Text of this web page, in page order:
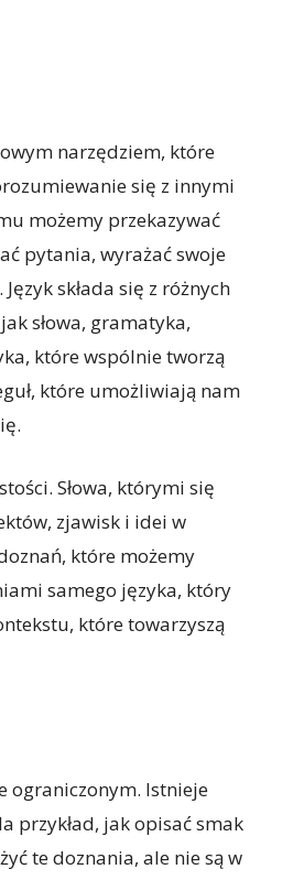
narzędziem, które
się z innymi
możemy przekazywać
pytania, wyrażać swoje
składa się z różnych
słowa, gramatyka,
które wspólnie tworzą
które umożliwiają nam
Słowa, którymi się
zjawisk i idei w
które możemy
samego języka, który
które towarzyszą
ograniczonym. Istnieje
przykład, jak opisać smak
te doznania, ale nie są w